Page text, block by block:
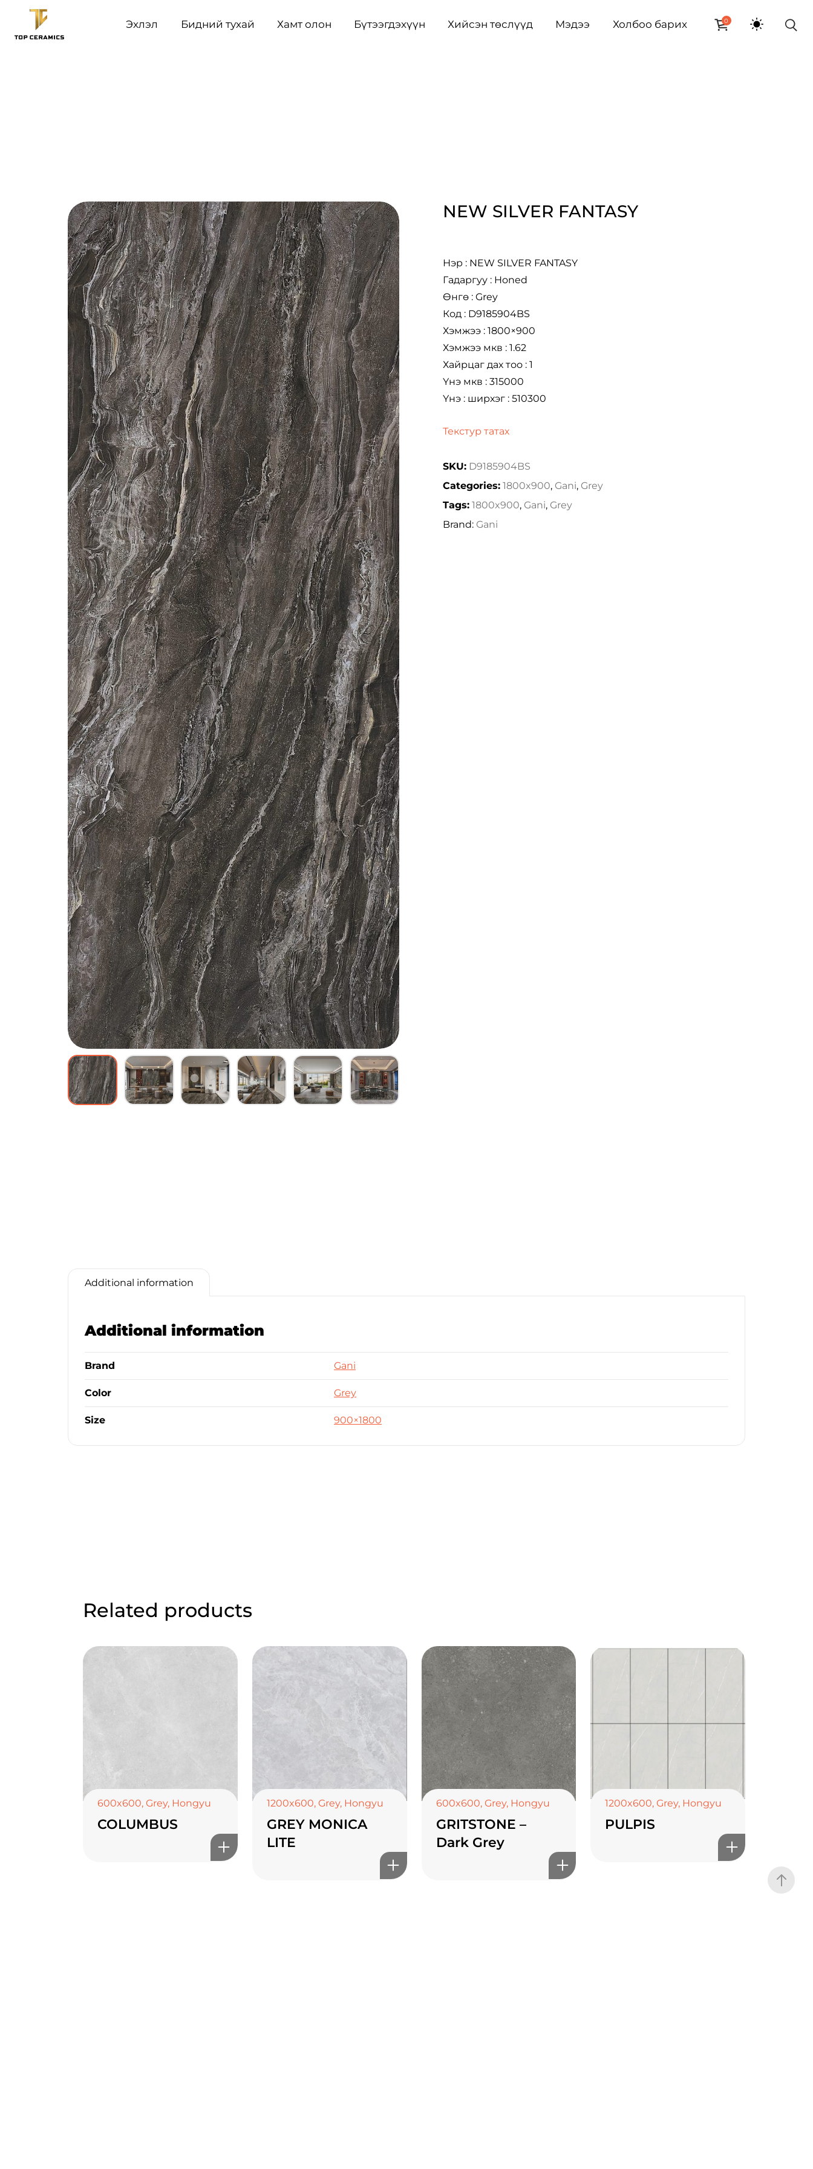
Эхлэл Бидний тухай Хамт олон Бүтээгдэхүүн Хийсэн төслүүд Мэдээ Холбоо барих 0
NEW SILVER FANTASY
Нэр : NEW SILVER FANTASY
Гадаргуу : Honed
Өнгө : Grey
Код : D9185904BS
Хэмжээ : 1800×900
Хэмжээ мкв : 1.62
Хайрцаг дах тоо : 1
Үнэ мкв : 315000
Үнэ : ширхэг : 510300
Текстур татах
SKU: D9185904BS
Categories: 1800x900, Gani, Grey
Tags: 1800x900, Gani, Grey
Brand: Gani
Additional information
Additional information
Brand Gani
Color Grey
Size 900×1800
Related products
600x600, Grey, Hongyu
COLUMBUS
1200x600, Grey, Hongyu
GREY MONICA
LITE
600x600, Grey, Hongyu
GRITSTONE –
Dark Grey
1200x600,Grey, Hongyu
PULPIS